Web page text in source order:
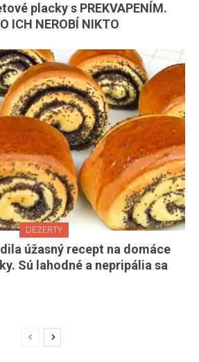
placky s PREKVAPENÍM.
ICH NEROBÍ NIKTO
DEZERTY
úžasný recept na domáce
Sú lahodné a nepripália sa